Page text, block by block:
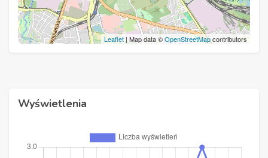
Leaflet | Map data ©OpenStreetMapcontributors
Wyświetlenia